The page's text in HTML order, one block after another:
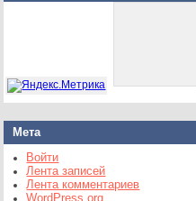
Мета
Войти
Лента записей
Лента комментариев
WordPress.org